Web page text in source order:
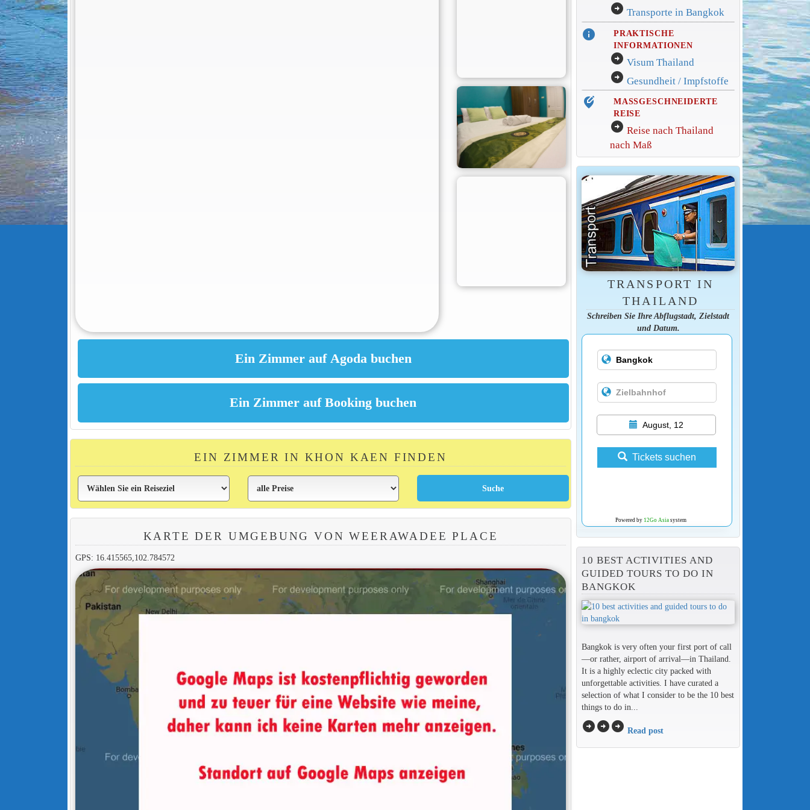
EIN ZIMMER IN KHON KAEN FINDEN
KARTE DER UMGEBUNG VON WEERAWADEE PLACE
GPS: 16.415565,102.784572
arrow_circle_right Transporte in Bangkok
info
PRAKTISCHE
INFORMATIONEN
arrow_circle_right Visum Thailand
arrow_circle_right Gesundheit / Impfstoffe
edit_location_alt
MASSGESCHNEIDERTE
REISE
arrow_circle_right Reise nach Thailand
nach Maß
TRANSPORT IN
THAILAND
Schreiben Sie Ihre Abflugstadt, Zielstadt
und Datum.
August, 12
Tickets suchen
Powered by 12Go Asiasystem
10 BEST ACTIVITIES AND
GUIDED TOURS TO DO IN
BANGKOK
Bangkok is very often your first port of call
—or rather, airport of arrival—in Thailand.
It is a highly eclectic city packed with
unforgettable activities. I have curated a
selection of what I consider to be the 10 best
things to do in...
arrow_circle_rightarrow_circle_rightarrow_circle_right Read post